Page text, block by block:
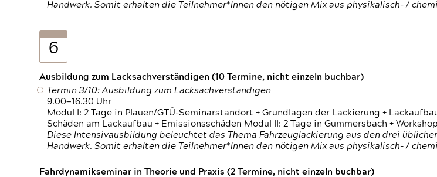
Handwerk. Somit erhalten die Teilnehmer*Innen den nötigen Mix aus physikalisch- /
6
Ausbildung zum Lacksachverständigen (10 Termine, nicht einzeln buchbar)
Termin 3/10: Ausbildung zum Lacksachverständigen
9.00—16.30 Uhr
Modul I: 2 Tage in Plauen/GTÜ-Seminarstandort + Grundlagen der Lackierung +
Schäden am Lackaufbau + Emissionsschäden Modul II: 2 Tage in Gummersbach +
Diese Intensivausbildung beleuchtet das Thema Fahrzeuglackierung aus den drei
Handwerk. Somit erhalten die Teilnehmer*Innen den nötigen Mix aus physikalisch- /
Fahrdynamikseminar in Theorie und Praxis (2 Termine, nicht einzeln buchbar)